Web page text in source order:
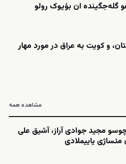
گله‌جگینده ان بؤیوک رولو
و کویت به عراق در مورد مهار
مشاهده همه
مجید جوادی آراز، آشیق علی
یاییملادی